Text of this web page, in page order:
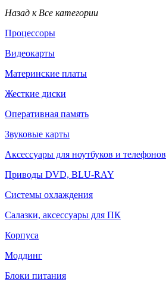
Назад к Все категории
Процессоры
Видеокарты
Материнские платы
Жесткие диски
Оперативная память
Звуковые карты
Аксессуары для ноутбуков и телефонов
Приводы DVD, BLU-RAY
Системы охлаждения
Салазки, аксессуары для ПК
Корпуса
Моддинг
Блоки питания